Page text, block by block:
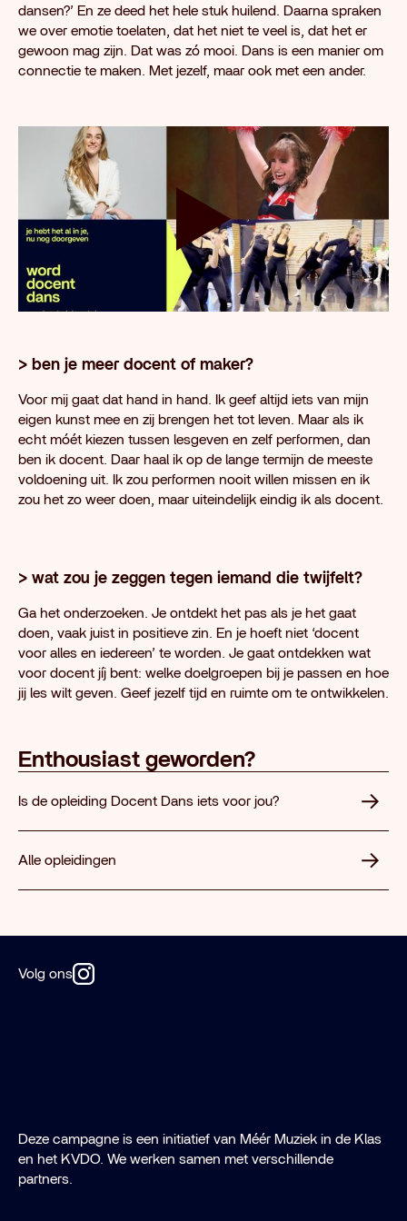
dansen?’ En ze deed het hele stuk huilend. Daarna spraken
we over emotie toelaten, dat het niet te veel is, dat het er
gewoon mag zijn. Dat was zó mooi. Dans is een manier om
connectie te maken. Met jezelf, maar ook met een ander.
Speel video
> ben je meer docent of maker?
Voor mij gaat dat hand in hand. Ik geef altijd iets van mijn
eigen kunst mee en zij brengen het tot leven. Maar als ik
echt móét kiezen tussen lesgeven en zelf performen, dan
ben ik docent. Daar haal ik op de lange termijn de meeste
voldoening uit. Ik zou performen nooit willen missen en ik
zou het zo weer doen, maar uiteindelijk eindig ik als docent.
> wat zou je zeggen tegen iemand die twijfelt?
Ga het onderzoeken. Je ontdekt het pas als je het gaat
doen, vaak juist in positieve zin. En je hoeft niet ‘docent
voor alles en iedereen’ te worden. Je gaat ontdekken wat
voor docent jíj bent: welke doelgroepen bij je passen en hoe
jij les wilt geven. Geef jezelf tijd en ruimte om te ontwikkelen.
Enthousiast geworden?
Is de opleiding Docent Dans iets voor jou?
Alle opleidingen
Volg ons
Deze campagne is een initiatief van Méér Muziek in de Klas
en het KVDO. We werken samen met verschillende
partners.